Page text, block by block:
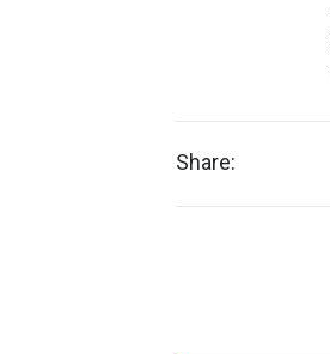
Share: